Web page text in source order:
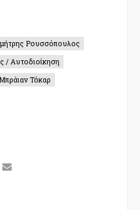
Ρουσσόπουλος
/ Αυτοδιοίκηση
Μπράιαν Τόκαρ